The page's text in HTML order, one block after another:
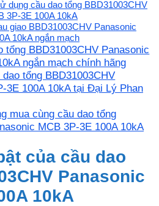
dụng cầu dao tổng BBD31003CHV
3P-3E 100A 10kA
giao BBD31003CHV Panasonic
10kA ngắn mạch
tổng BBD31003CHV Panasonic
ngắn mạch chính hãng
tổng BBD31003CHV
3E 100A 10kA tại Đại Lý Phan
mua cùng cầu dao tổng
MCB 3P-3E 100A 10kA
của cầu dao
Panasonic
10kA